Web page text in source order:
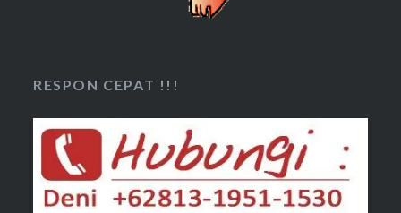
RESPON CEPAT !!!